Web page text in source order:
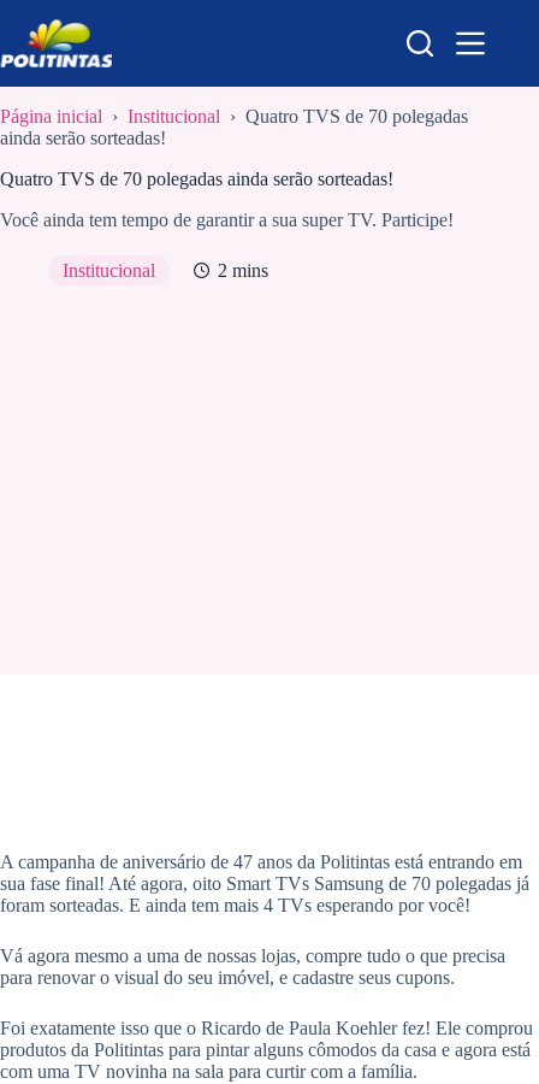
para
o
conteúdo
Página inicial › Institucional › Quatro TVS de 70 polegadas
ainda serão sorteadas!
Quatro TVS de 70 polegadas ainda serão sorteadas!
Você ainda tem tempo de garantir a sua super TV. Participe!
Institucional 2 mins
A campanha de aniversário de 47 anos da Politintas está entrando em
sua fase final! Até agora, oito Smart TVs Samsung de 70 polegadas já
foram sorteadas. E ainda tem mais 4 TVs esperando por você!
Vá agora mesmo a uma de nossas lojas, compre tudo o que precisa
para renovar o visual do seu imóvel, e cadastre seus cupons.
Foi exatamente isso que o Ricardo de Paula Koehler fez! Ele comprou
produtos da Politintas para pintar alguns cômodos da casa e agora está
com uma TV novinha na sala para curtir com a família.